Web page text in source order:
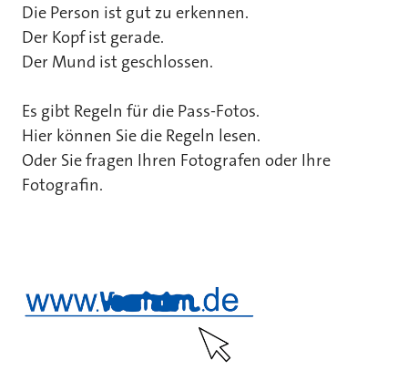
Die Person ist gut zu erkennen.
Der Kopf ist gerade.
Der Mund ist geschlossen.
Es gibt Regeln für die Pass-Fotos.
Hier können Sie die Regeln lesen.
Oder Sie fragen Ihren Fotografen oder Ihre
Fotografin.